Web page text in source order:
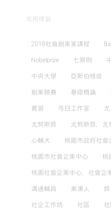
常用標籤
2018社會創業家課程
Nobelprize 七原則
中央大學 亞斯伯格症
創業競賽 基礎概論
實習 寺日工作室
尤努斯獎 尤努斯獎，尤
心輔犬 桃園市政府社會
桃園市社會企業中心 桃
桃園社會企業中心，社會企
溝通輔具 漸凍人 獎
社企工作坊 社區